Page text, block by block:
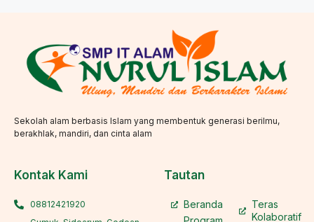
Sekolah alam berbasis Islam yang membentuk generasi berilmu,
berakhlak, mandiri, dan cinta alam
Kontak Kami
08812421920
Tautan
Beranda
Teras
Kolaboratif